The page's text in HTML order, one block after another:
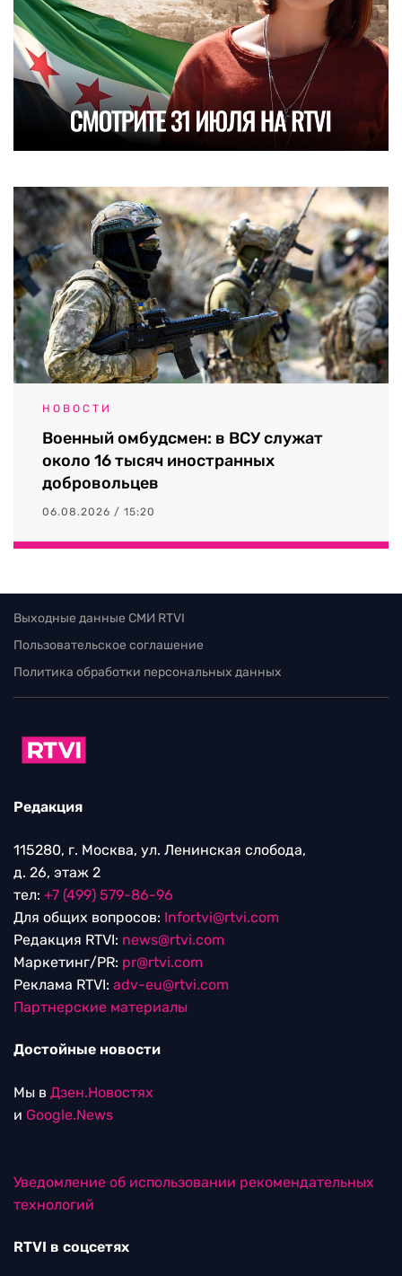
НОВОСТИ
Военный омбудсмен: в ВСУ служат
около 16 тысяч иностранных
добровольцев
06.08.2026 / 15:20
Выходные данные СМИ RTVI
Пользовательское соглашение
Политика обработки персональных данных
Редакция
115280, г. Москва, ул. Ленинская слобода,
д. 26, этаж 2
тел: +7 (499) 579-86-96
Для общих вопросов: Infortvi@rtvi.com
Редакция RTVI: news@rtvi.com
Маркетинг/PR: pr@rtvi.com
Реклама RTVI: adv-eu@rtvi.com
Партнерские материалы
Достойные новости
Мы в Дзен.Новостях
и Google.News
Уведомление об использовании рекомендательных
технологий
RTVI в соцсетях